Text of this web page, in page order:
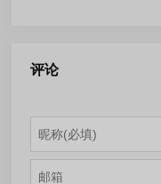
评论